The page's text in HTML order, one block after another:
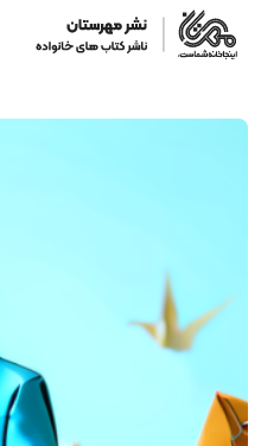
خانه
نمایندگان فروش